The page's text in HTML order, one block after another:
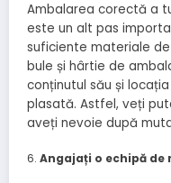
Ambalarea corectă a
este un alt pas
suficiente materiale
bule și hârtie de
conținutul său și
plasată. Astfel, veți
aveți nevoie după
Angajați o echipă